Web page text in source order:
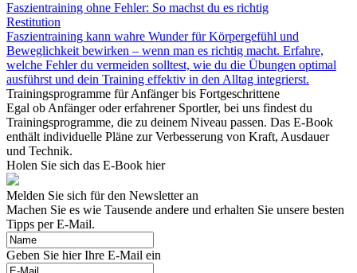
Faszientraining ohne Fehler: So machst du es richtig
Restitution
Faszientraining kann wahre Wunder für Körpergefühl und
Beweglichkeit bewirken – wenn man es richtig macht. Erfahre,
welche Fehler du vermeiden solltest, wie du die Übungen optimal
ausführst und dein Training effektiv in den Alltag integrierst.
Trainingsprogramme für Anfänger bis Fortgeschrittene
Egal ob Anfänger oder erfahrener Sportler, bei uns findest du
Trainingsprogramme, die zu deinem Niveau passen. Das E-Book
enthält individuelle Pläne zur Verbesserung von Kraft, Ausdauer
und Technik.
Holen Sie sich das E-Book hier
Melden Sie sich für den Newsletter an
Machen Sie es wie Tausende andere und erhalten Sie unsere besten
Tipps per E-Mail.
Geben Sie hier Ihre E-Mail ein